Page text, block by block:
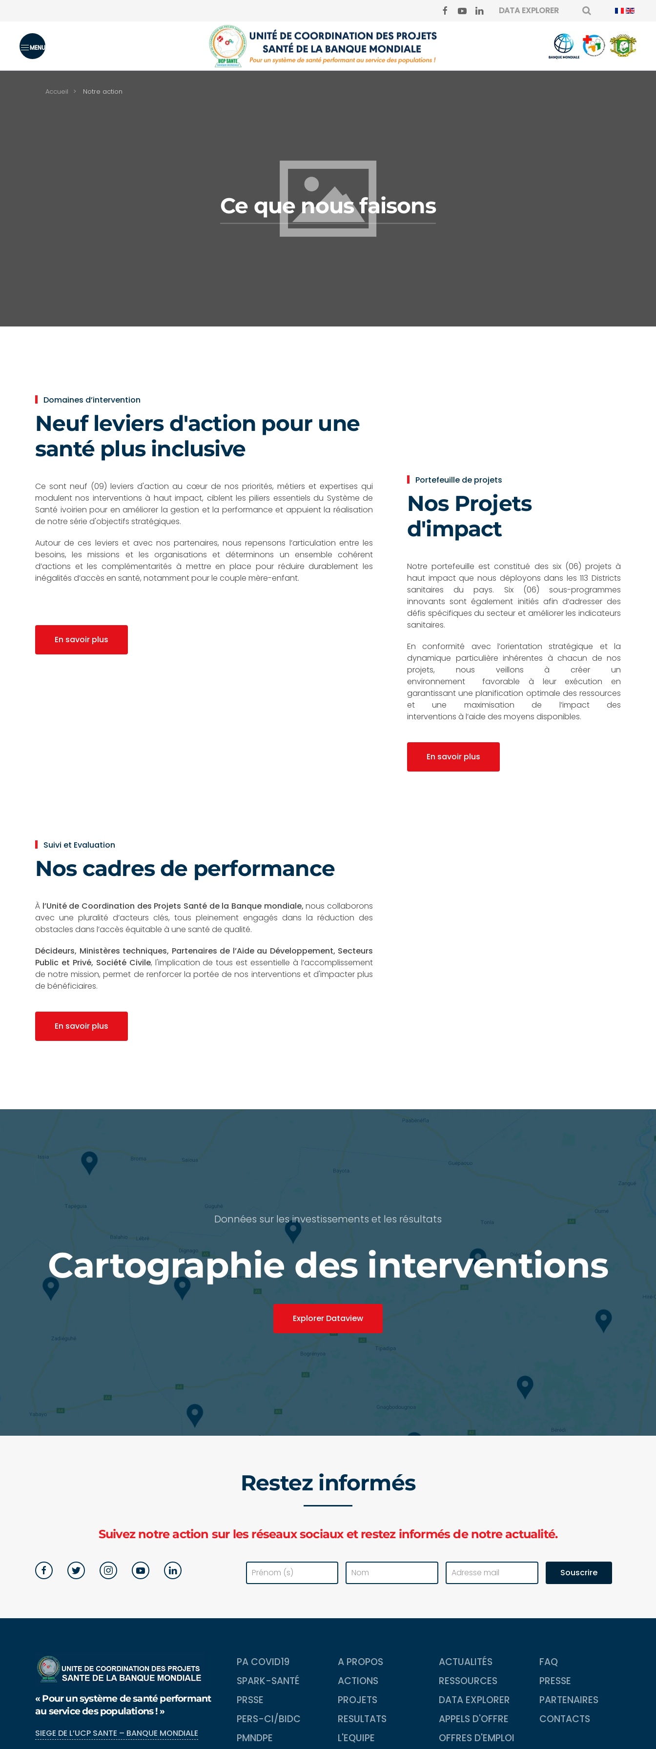
DATA EXPLORER
Accueil Notre action
Ce que nous faisons
Domaines d’intervention
Neuf leviers d'action pour une
santé plus inclusive
Ce sont neuf (09) leviers d'action au cœur de nos priorités, métiers et expertises qui
modulent nos interventions à haut impact, ciblent les piliers essentiels du Système de
Santé ivoirien pour en améliorer la gestion et la performance et appuient la réalisation
de notre série d'objectifs stratégiques.
Autour de ces leviers et avec nos partenaires, nous repensons l’articulation entre les
besoins, les missions et les organisations et déterminons un ensemble cohérent
d’actions et les complémentarités à mettre en place pour réduire durablement les
inégalités d’accès en santé, notamment pour le couple mère-enfant.
En savoir plus
Portefeuille de projets
Nos Projets
d'impact
Notre portefeuille est constitué des six (06) projets à
haut impact que nous déployons dans les 113 Districts
sanitaires du pays. Six (06) sous-programmes
innovants sont également initiés afin d’adresser des
défis spécifiques du secteur et améliorer les indicateurs
sanitaires.
En conformité avec l’orientation stratégique et la
dynamique particulière inhérentes à chacun de nos
projets, nous veillons à créer un
environnement favorable à leur exécution en
garantissant une planification optimale des ressources
et une maximisation de l’impact des
interventions à l’aide des moyens disponibles.
En savoir plus
Suivi et Evaluation
Nos cadres de performance
À l’Unité de Coordination des Projets Santé de la Banque mondiale, nous collaborons
avec une pluralité d’acteurs clés, tous pleinement engagés dans la réduction des
obstacles dans l’accès équitable à une santé de qualité.
Décideurs, Ministères techniques, Partenaires de l’Aide au Développement, Secteurs
Public et Privé, Société Civile, l'implication de tous est essentielle à l’accomplissement
de notre mission, permet de renforcer la portée de nos interventions et d'impacter plus
de bénéficiaires.
En savoir plus
Données sur les investissements et les résultats
Cartographie des interventions
Explorer Dataview
Restez informés
Suivez notre action sur les réseaux sociaux et restez informés de notre actualité.
Souscrire
« Pour un système de santé performant
au service des populations ! »
SIEGE DE L’UCP SANTE – BANQUE MONDIALE
PA COVID19
SPARK-SANTÉ
PRSSE
PERS-CI/BIDC
PMNDPE
A PROPOS
ACTIONS
PROJETS
RESULTATS
L'EQUIPE
ACTUALITÉS
RESSOURCES
DATA EXPLORER
APPELS D'OFFRE
OFFRES D'EMPLOI
FAQ
PRESSE
PARTENAIRES
CONTACTS